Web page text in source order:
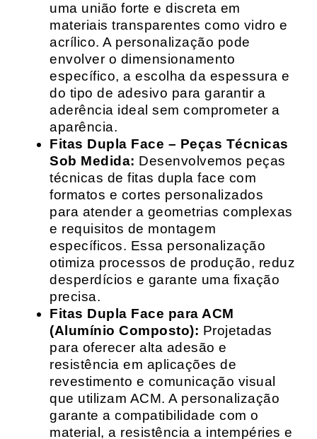
uma união forte e discreta em
materiais transparentes como vidro e
acrílico. A personalização pode
envolver o dimensionamento
específico, a escolha da espessura e
do tipo de adesivo para garantir a
aderência ideal sem comprometer a
aparência.
Fitas Dupla Face – Peças Técnicas
Sob Medida: Desenvolvemos peças
técnicas de fitas dupla face com
formatos e cortes personalizados
para atender a geometrias complexas
e requisitos de montagem
específicos. Essa personalização
otimiza processos de produção, reduz
desperdícios e garante uma fixação
precisa.
Fitas Dupla Face para ACM
(Alumínio Composto): Projetadas
para oferecer alta adesão e
resistência em aplicações de
revestimento e comunicação visual
que utilizam ACM. A personalização
garante a compatibilidade com o
material, a resistência a intempéries e